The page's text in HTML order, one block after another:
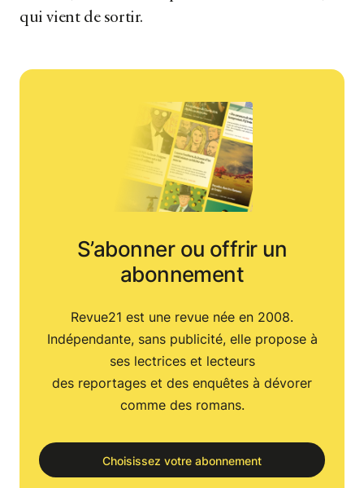
qui vient de sortir.
S’abonner ou offrir un
abonnement
Revue21 est une revue née en 2008.
Indépendante, sans publicité, elle propose à
ses lectrices et lecteurs
des reportages et des enquêtes à dévorer
comme des romans.
Choisissez votre abonnement